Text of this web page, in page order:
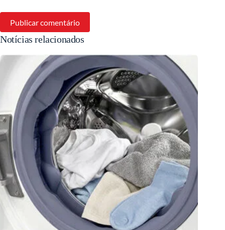
Publicar comentário
Notícias relacionados